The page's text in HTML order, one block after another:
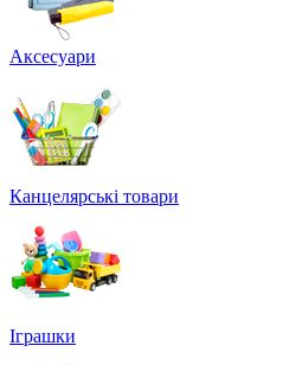
Аксесуари
Канцелярські товари
Іграшки